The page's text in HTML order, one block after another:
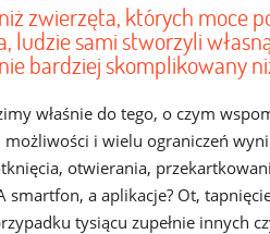
zwierzęta, których moce
ludzie sami stworzyli
bardziej skomplikowany
właśnie do tego, o czym
możliwości i wielu ograniczeń
otwierania,
smartfon, a aplikacje? Ot,
tysiącu zupełnie innych